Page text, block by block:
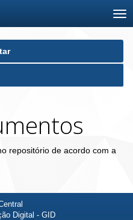
repositório de acordo com a
Digital - GID